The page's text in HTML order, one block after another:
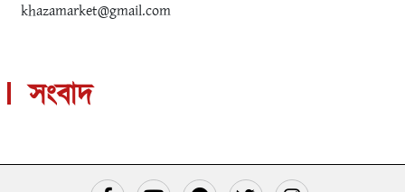
khazamarket@gmail.com
সংবাদ